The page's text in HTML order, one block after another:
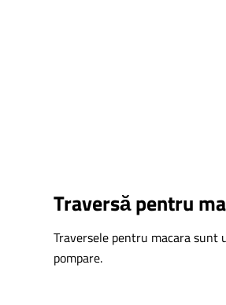
Traversă pentru
Traversele pentru macarasunt
pompare.